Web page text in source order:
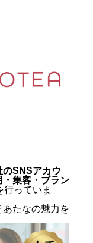
のSNSアカウ
・集客・ブラン
行っていま
たなの魅力を